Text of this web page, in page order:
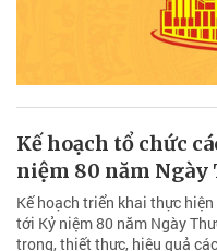
Kế hoạch tổ chức
niệm 80 năm
Kế hoạch triển khai thực
tới Kỷ niệm 80 năm Ngày
trọng, thiết thực, hiệu quả